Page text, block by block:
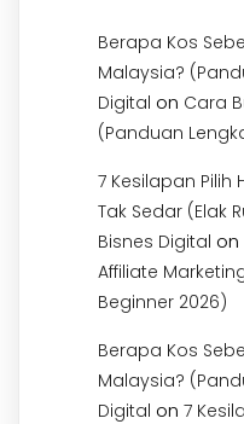
Berapa Kos
Malaysia?
Digital on Cara
(Panduan
7 Kesilapan Pilih
Tak Sedar (Elak
Bisnes Digital on
Affiliate
Beginner 2026)
Berapa Kos
Malaysia?
Digital on 7